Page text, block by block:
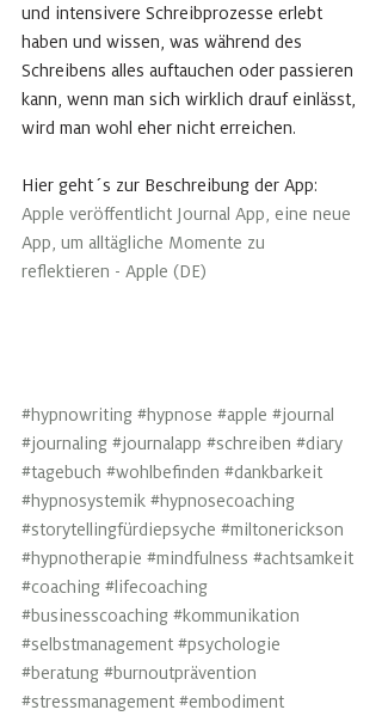
und intensivere Schreibprozesse erlebt
haben und wissen, was während des
Schreibens alles auftauchen oder passieren
kann, wenn man sich wirklich drauf einlässt,
wird man wohl eher nicht erreichen.
Hier geht´s zur Beschreibung der App:
Apple veröffentlicht Journal App, eine neue
App, um alltägliche Momente zu
reflektieren - Apple (DE)
#hypnowriting #hypnose #apple #journal
#journaling #journalapp #schreiben #diary
#tagebuch #wohlbefinden #dankbarkeit
#hypnosystemik #hypnosecoaching
#storytellingfürdiepsyche #miltonerickson
#hypnotherapie #mindfulness #achtsamkeit
#coaching #lifecoaching
#businesscoaching #kommunikation
#selbstmanagement #psychologie
#beratung #burnoutprävention
#stressmanagement #embodiment